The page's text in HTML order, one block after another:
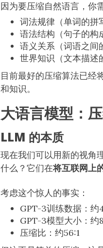
因为要压缩自然语言，你
词法规律（单词的拼
语法结构（句子的构
语义关系（词语之间
世界知识（文本描述
目前最好的压缩算法已经
和知识。
大语言模型：
LLM 的本质
现在我们可以用新的视角
什么？它们在将互联网上
考虑这个惊人的事实：
GPT-3训练数据：约
GPT-3模型大小：约
压缩比：约56:1